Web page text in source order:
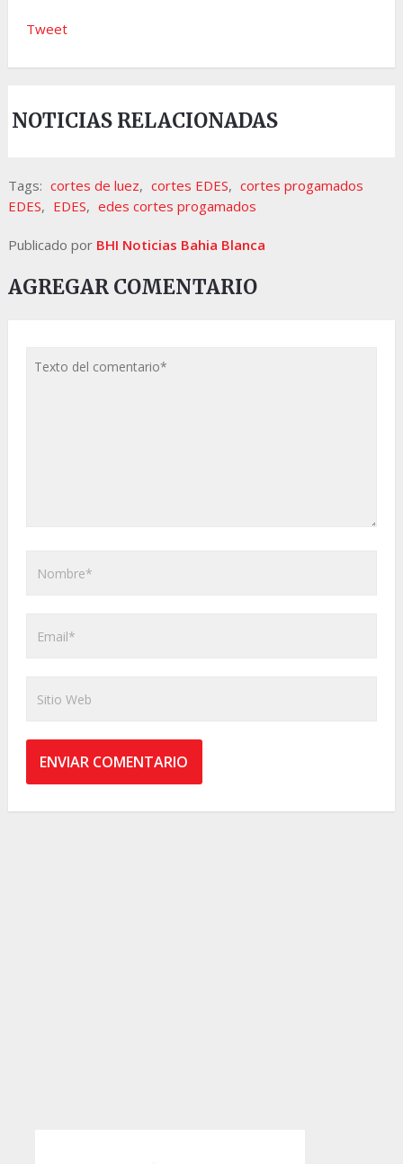
Tweet
NOTICIAS RELACIONADAS
Tags: cortes de luez, cortes EDES, cortes progamados
EDES, EDES, edes cortes progamados
Publicado por BHI Noticias Bahia Blanca
AGREGAR COMENTARIO